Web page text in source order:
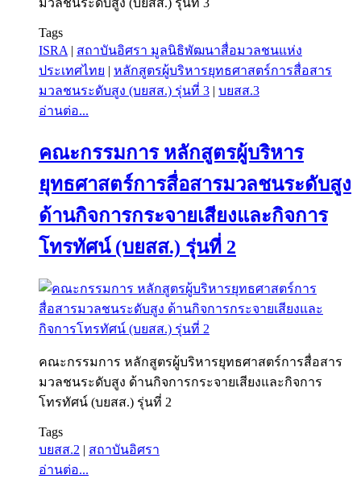
มวลชนระดับสูง (บยสส.) รุ่นที่ 3
Tags
ISRA| สถาบันอิศรา มูลนิธิพัฒนาสื่อมวลชนแห่ง
ประเทศไทย | หลักสูตรผู้บริหารยุทธศาสตร์การสื่อสาร
มวลชนระดับสูง (บยสส.) รุ่นที่ 3 | บยสส.3
อ่านต่อ...
คณะกรรมการ หลักสูตรผู้บริหาร
ยุทธศาสตร์การสื่อสารมวลชนระดับสูง
ด้านกิจการกระจายเสียงและกิจการ
โทรทัศน์ (บยสส.) รุ่นที่ 2
คณะกรรมการ หลักสูตรผู้บริหารยุทธศาสตร์การสื่อสาร
มวลชนระดับสูง ด้านกิจการกระจายเสียงและกิจการ
โทรทัศน์ (บยสส.) รุ่นที่ 2
Tags
บยสส.2 | สถาบันอิศรา
อ่านต่อ...